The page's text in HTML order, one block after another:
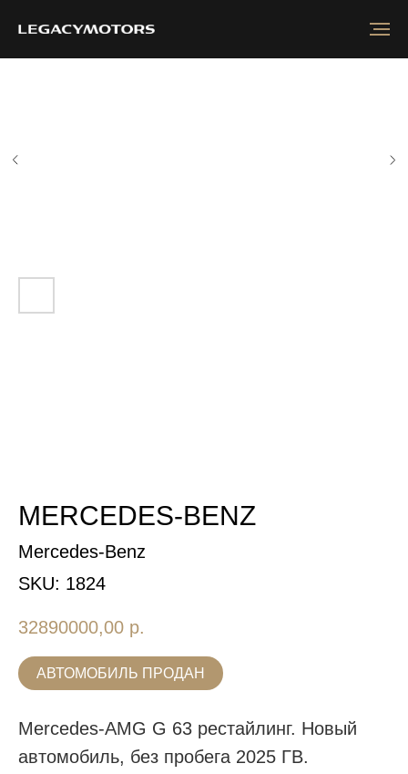
MERCEDES-BENZ
Mercedes-Benz
SKU: 1824
32890000,00 р.
АВТОМОБИЛЬ ПРОДАН
Mercedes-AMG G 63 рестайлинг. Новый
автомобиль, без пробега 2025 ГВ.